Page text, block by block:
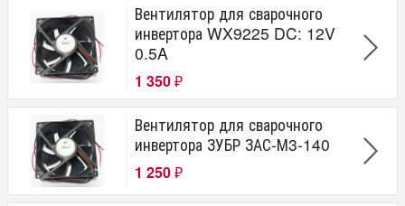
DEFORT
SBM
KOLNER
СТАВР
ЗУБР
WEDDO
Тип инструмента
РАЗНЫЕ
Вентилятор для сварочного
инвертора WX9225 DC: 12V
0.5A
1 350 ₽
Вентилятор для сварочного
инвертора ЗУБР ЗАС-М3-140
1 250 ₽